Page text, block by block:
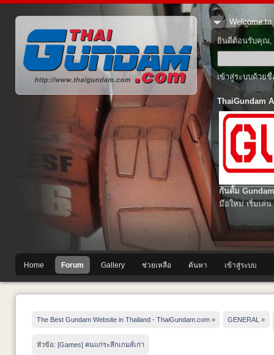
Welcome to
ยินดีต้อนรับคุณ,
เข้าสู่ระบบด้วย
ThaiGundam
กันดั้ม
มือใหม่ เริ่มเล่น
Home Forum Gallery ช่วยเหลือ ค้นหา เข้าสู่ระบบ
The Best Gundam Website in Thailand - ThaiGundam.com » GENERAL »
หัวข้อ: [Games] คนแก่ระลึกเกมส์เก่า